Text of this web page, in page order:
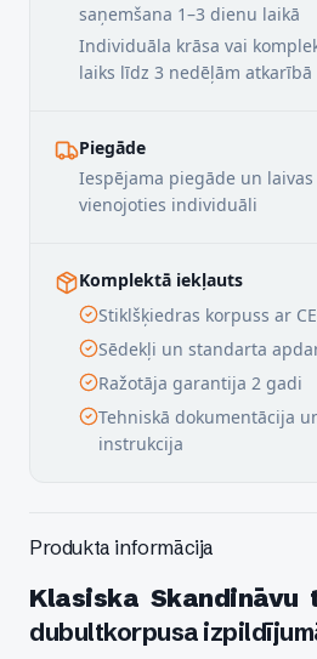
saņemšana 1–3 dienu laikā
Individuāla krāsa vai
laiks līdz 3 nedēļām
Piegāde
Iespējama piegāde un
vienojoties individuāli
Komplektā iekļauts
Stiklšķiedras korpuss ar
Sēdekļi un standarta
Ražotāja garantija 2 gadi
Tehniskā dokumentācija
instrukcija
Produkta informācija
Klasiska
dubultkorpusa